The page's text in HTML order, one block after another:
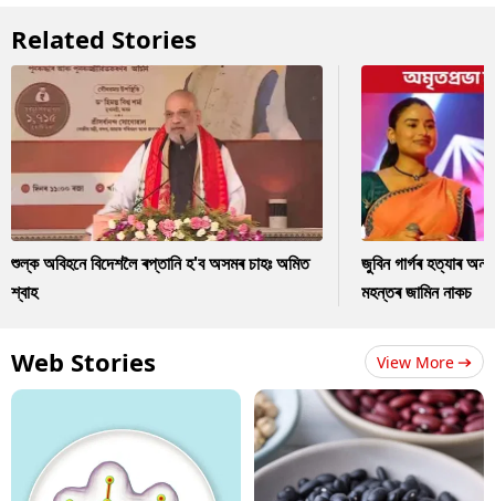
Related Stories
শুল্ক অবিহনে বিদেশলৈ ৰপ্তানি হ'ব অসমৰ চাহঃ অমিত
শ্বাহ
জুবিন গাৰ্গৰ হত্যাৰ
মহন্তৰ জামিন নাকচ
Web Stories View More